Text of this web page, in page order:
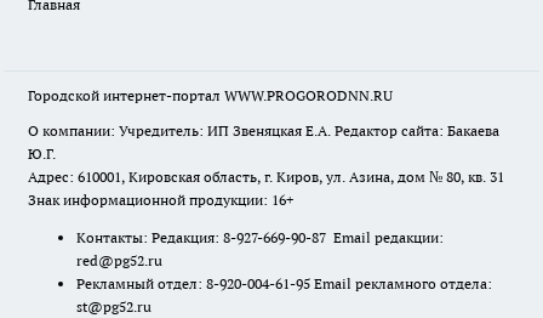
Главная
Городской интернет-портал WWW.PROGORODNN.RU
О компании: Учредитель: ИП Звеняцкая Е.А. Редактор сайта: Бакаева
Ю.Г.
Адрес: 610001, Кировская область, г. Киров, ул. Азина, дом № 80, кв. 31
Знак информационной продукции: 16+
Контакты: Редакция: 8-927-669-90-87 Email редакции:
red@pg52.ru
Рекламный отдел: 8-920-004-61-95 Email рекламного отдела:
st@pg52.ru